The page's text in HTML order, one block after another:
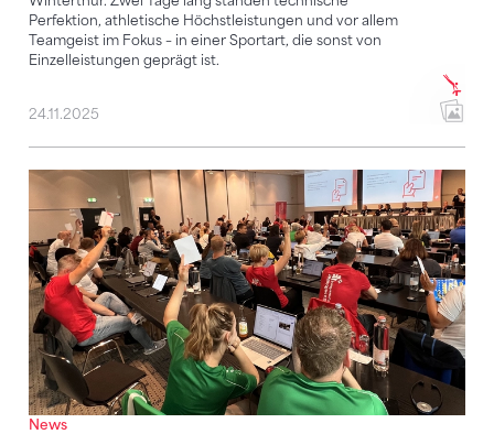
Perfektion, athletische Höchstleistungen und vor allem
Teamgeist im Fokus – in einer Sportart, die sonst von
Einzelleistungen geprägt ist.
24.11.2025
News
Weichenstellungen für die Zukunft des Turnsports